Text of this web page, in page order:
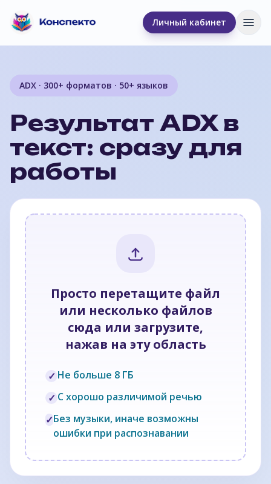
Личный кабинет
ADX · 300+ форматов · 50+ языков
Результат ADX в
текст: сразу для
работы
Просто перетащите файл
или несколько файлов
сюда или загрузите,
нажав на эту область
✓ Не больше 8 ГБ
✓ С хорошо различимой речью
✓Без музыки, иначе возможны
ошибки при распознавании